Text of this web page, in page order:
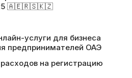
🇦🇪🇷🇸🇰🇿
услуги для бизнеса
предпринимателей ОАЭ
на регистрацию